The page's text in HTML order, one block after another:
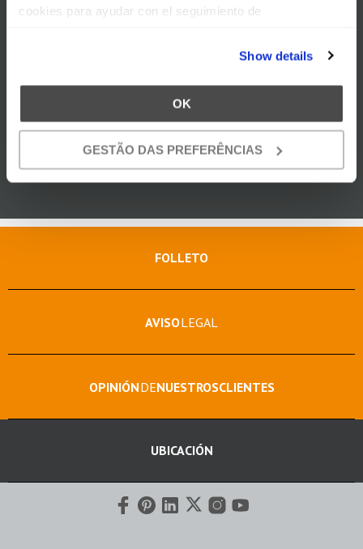
cookies para ayudar con el seguimiento de
sitio(s) web. Podemos utilizar lo que aprendemos sobre
publicar anuncios dirigidos en sitios web de terceros en
servicios y ofrecerle el mejor precio y servicio.
Show details
OK
GESTÃO DAS PREFERÊNCIAS
ZÓCALO | RODAPIÉ CF14 | 27,95 €
FOLLETO
AVISOLEGAL
OPINIÓNDENUESTROSCLIENTES
UBICACIÓN